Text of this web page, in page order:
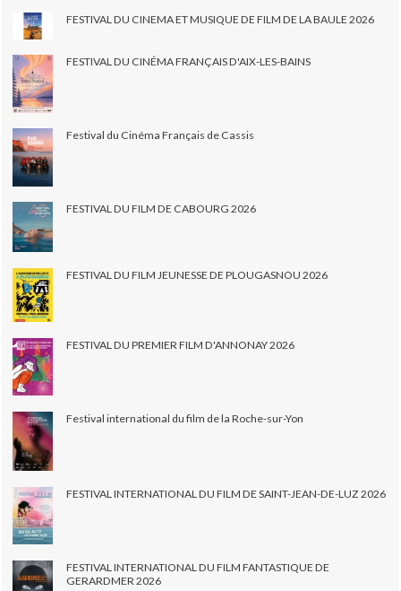
FESTIVAL DU CINEMA ET MUSIQUE DE FILM DE LA BAULE 2026
FESTIVAL DU CINÉMA FRANÇAIS D'AIX-LES-BAINS
Festival du Cinéma Français de Cassis
FESTIVAL DU FILM DE CABOURG 2026
FESTIVAL DU FILM JEUNESSE DE PLOUGASNOU 2026
FESTIVAL DU PREMIER FILM D'ANNONAY 2026
Festival international du film de la Roche-sur-Yon
FESTIVAL INTERNATIONAL DU FILM DE SAINT-JEAN-DE-LUZ 2026
FESTIVAL INTERNATIONAL DU FILM FANTASTIQUE DE
GERARDMER 2026